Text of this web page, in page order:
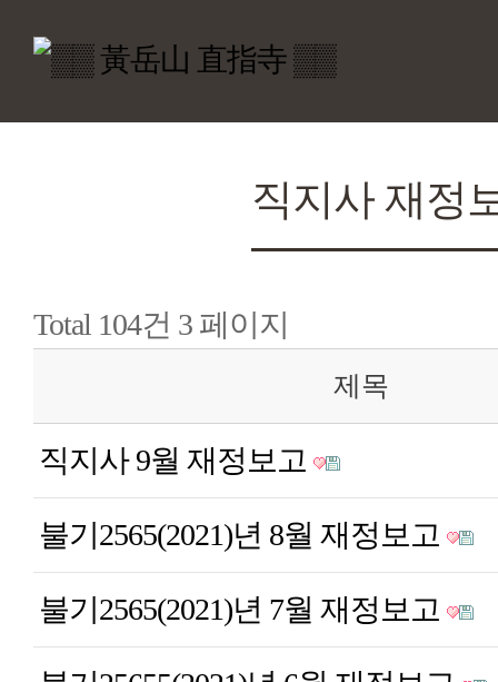
직지사 재정
Total 104건 3 페이지
제목
직지사 9월 재정보고
불기2565(2021)년 8월 재정보고
불기2565(2021)년 7월 재정보고